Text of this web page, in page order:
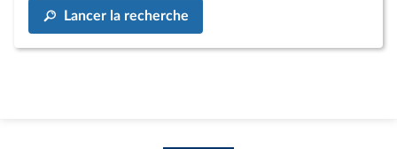
Lancer la recherche